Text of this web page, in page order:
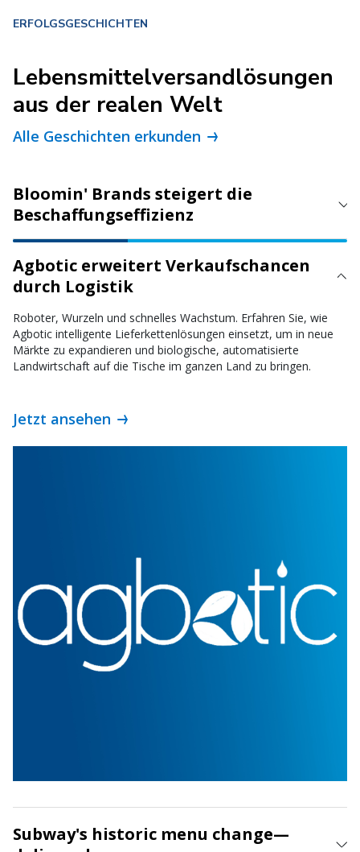
ERFOLGSGESCHICHTEN
Lebensmittelversandlösungen
aus der realen Welt
Alle Geschichten erkunden
Bloomin' Brands steigert die
Beschaffungseffizienz
Agbotic erweitert Verkaufschancen
durch Logistik
Roboter, Wurzeln und schnelles Wachstum. Erfahren Sie, wie
Agbotic intelligente Lieferkettenlösungen einsetzt, um in neue
Märkte zu expandieren und biologische, automatisierte
Landwirtschaft auf die Tische im ganzen Land zu bringen.
Jetzt ansehen
Subway's historic menu change—